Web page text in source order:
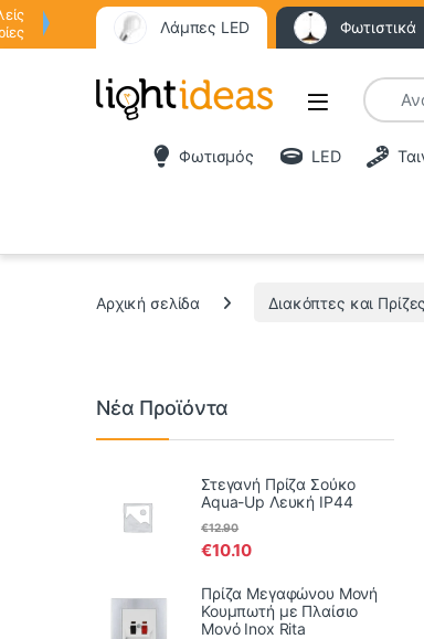
Λάμπες LED Φωτιστικά
Φωτισμός LED
Αρχική σελίδα Διακόπτες και Πρίζες
Νέα Προϊόντα
Στεγανή Πρίζα Σούκο
Aqua-Up Λευκή IP44
€10.10
€12.90
Πρίζα Μεγαφώνου Μονή
Κουμπωτή με Πλαίσιο
Μονό Inox Rita